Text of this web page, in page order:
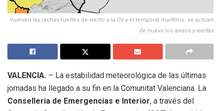
Vuelven las rachas fuertes de viento a la CV y el temporal marítimo: se activan
de nuevo los avisos y alertas
VALENCIA. – La estabilidad meteorológica de las últimas
jornadas ha llegado a su fin en la Comunitat Valenciana. La
Conselleria de Emergencias e Interior, a través del